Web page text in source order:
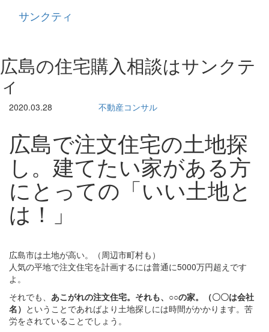
サンクティ
広島の住宅購入相談はサンクテ
ィ
2020.03.28 不動産コンサル
広島で注文住宅の土地探
し。建てたい家がある方
にとっての「いい土地と
は！」
広島市は土地が高い。（周辺市町村も）
人気の平地で注文住宅を計画するには普通に5000万円超えです
よ。
それでも、 あこがれの注文住宅。それも、○○の家。（〇〇は会社
名） ということであればより土地探しには時間がかかります。苦
労をされていることでしょう。